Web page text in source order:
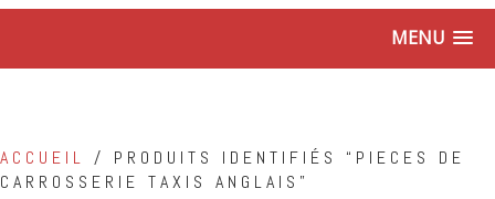
MENU
ACCUEIL / PRODUITS IDENTIFIÉS “PIECES DE
CARROSSERIE TAXIS ANGLAIS”